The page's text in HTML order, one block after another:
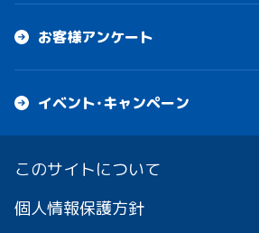
お客様アンケート
イベント・キャンペーン
このサイトについて
個人情報保護方針